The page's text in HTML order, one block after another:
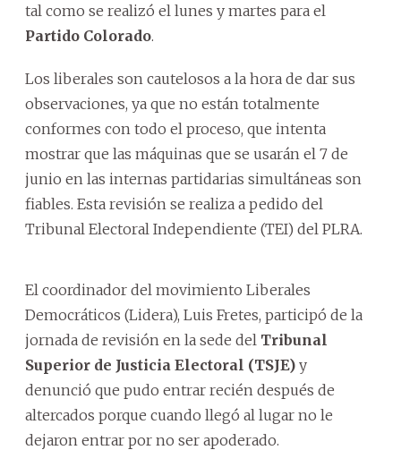
tal como se realizó el lunes y martes para el
Partido Colorado.
Los liberales son cautelosos a la hora de dar sus
observaciones, ya que no están totalmente
conformes con todo el proceso, que intenta
mostrar que las máquinas que se usarán el 7 de
junio en las internas partidarias simultáneas son
fiables. Esta revisión se realiza a pedido del
Tribunal Electoral Independiente (TEI) del PLRA.
El coordinador del movimiento Liberales
Democráticos (Lidera), Luis Fretes, participó de la
jornada de revisión en la sede del Tribunal
Superior de Justicia Electoral (TSJE) y
denunció que pudo entrar recién después de
altercados porque cuando llegó al lugar no le
dejaron entrar por no ser apoderado.